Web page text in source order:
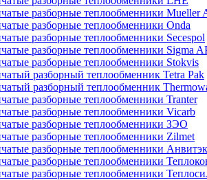
разборные теплообменники Mueller
разборные теплообменники Onda
разборные теплообменники Secespol
разборные теплообменники Sigma
разборные теплообменники Stokvis
разборный теплообменник Tetra Pak
разборный теплообменник
разборные теплообменники Tranter
разборные теплообменники Vicarb
разборные теплообменники ЗЭО
разборные теплообменники Zilmet
разборные теплообменники Анвитэк
разборные теплообменники
разборные теплообменники